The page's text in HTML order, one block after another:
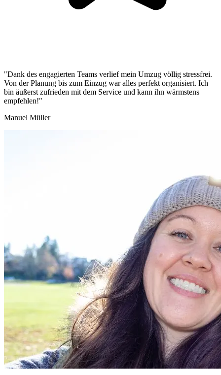
"Dank des engagierten Teams verlief mein Umzug völlig stressfrei.
Von der Planung bis zum Einzug war alles perfekt organisiert. Ich
bin äußerst zufrieden mit dem Service und kann ihn wärmstens
empfehlen!"
Manuel Müller